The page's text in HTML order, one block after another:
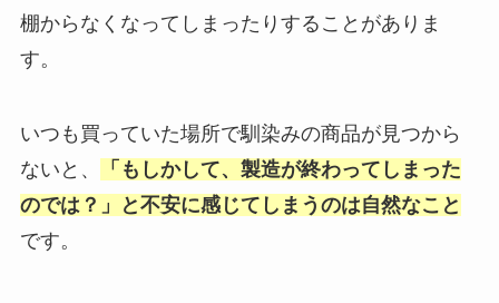
棚からなくなってしまったりすることがありま
す。
いつも買っていた場所で馴染みの商品が見つから
ないと、
「もしかして、製造が終わってしまった
のでは？」と不安に感じてしまうのは自然なこと
です。